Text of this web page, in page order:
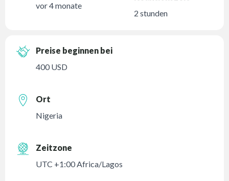
vor 4 monate
2 stunden
Preise beginnen bei
400 USD
Ort
Nigeria
Zeitzone
UTC +1:00 Africa/Lagos